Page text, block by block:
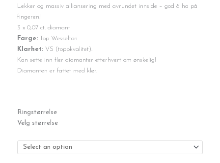
Lekker og massiv alliansering med avrundet innside – god å ha på
fingeren!
3 x 0,07 ct. diamant
Farge: Top Wesselton
Klarhet: VS (toppkvalitet).
Kan sette inn fler diamanter etterhvert om ønskelig!
Diamanten er fattet med klør.
Ringstørrelse
Velg størrelse
0,21ct.
antall